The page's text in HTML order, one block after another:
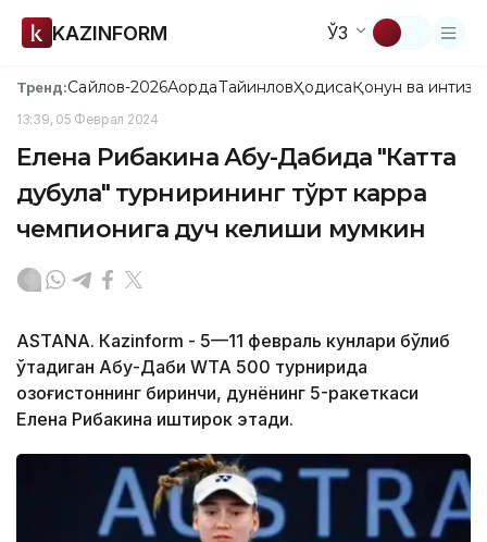
KAZINFORM ЎЗ
Тренд:Сайлов-2026АқордаТайинловҲодисаҚонун ва
13:39, 05 Феврал 2024
Елена Рибакина Абу-Дабида "Катта
дубулға" турнирининг тўрт карра
чемпионига дуч келиши мумкин
ASTANА. Кazinform - 5—11 февраль кунлари бўлиб
ўтадиган Абу-Даби WТА 500 турнирида
Қозоғистоннинг биринчи, дунёнинг 5-ракеткаси
Елена Рибакина иштирок этади.